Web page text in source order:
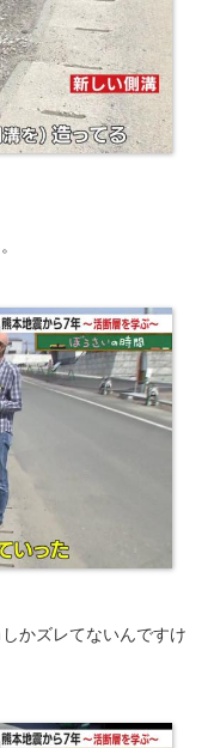
かズレてないんですけ